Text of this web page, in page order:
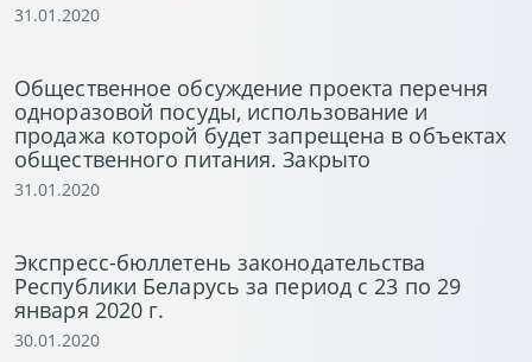
31.01.2020
Общественное обсуждение проекта перечня
одноразовой посуды, использование и
продажа которой будет запрещена в объектах
общественного питания. Закрыто
31.01.2020
Экспресс-бюллетень законодательства
Республики Беларусь за период с 23 по 29
января 2020 г.
30.01.2020